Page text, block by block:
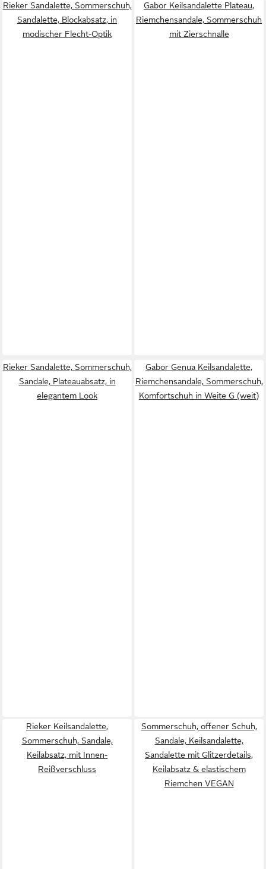
Rieker Sandalette, Sommerschuh,
Sandalette, Blockabsatz, in
modischer Flecht-Optik
Gabor Keilsandalette Plateau,
Riemchensandale, Sommerschuh
mit Zierschnalle
Rieker Sandalette, Sommerschuh,
Sandale, Plateauabsatz, in
elegantem Look
Gabor Genua Keilsandalette,
Riemchensandale, Sommerschuh,
Komfortschuh in Weite G (weit)
Rieker Keilsandalette,
Sommerschuh, Sandale,
Keilabsatz, mit Innen-
Reißverschluss
Sommerschuh, offener Schuh,
Sandale, Keilsandalette,
Sandalette mit Glitzerdetails,
Keilabsatz & elastischem
Riemchen VEGAN